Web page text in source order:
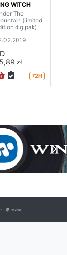
WITCH
The
(limited
digipak)
zł
72H